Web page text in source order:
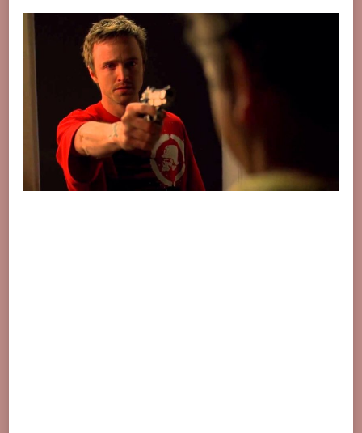
師
BREAKING
BAD》
S3E13
｜
華
特
VS.
炸
雞
叔
會